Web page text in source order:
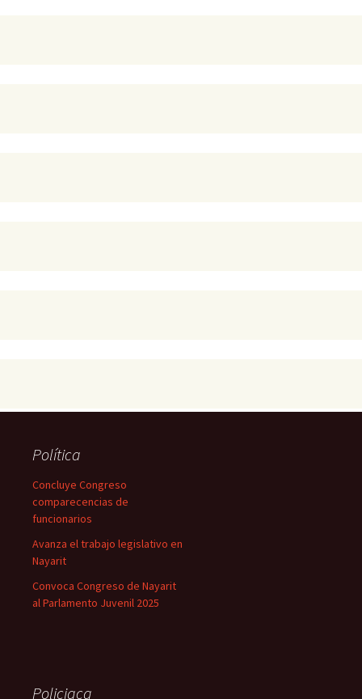
Política
Concluye Congreso
comparecencias de
funcionarios
Avanza el trabajo legislativo en
Nayarit
Convoca Congreso de Nayarit
al Parlamento Juvenil 2025
Policiaca